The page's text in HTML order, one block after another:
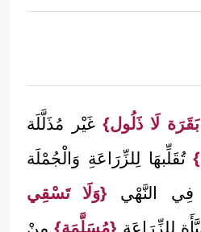
لَا ذَلُول}غَيْر مُذَلَّلَة
تُقَلِّبهَا لِلزِّرَاعَةِ وَالْجُمْلَة
فِي النَّهْي {وَلَا تَسْقِي
لِلزِّرَاعَةِ {مُسَلَّمَة} مِنْ